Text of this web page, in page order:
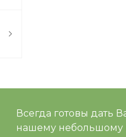
Всегда готовы дать
нашему небольшому